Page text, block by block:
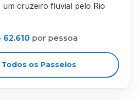
um cruzeiro fluvial pelo Rio
por pessoa
Todos os Passeios